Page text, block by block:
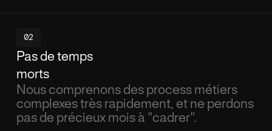
02
Pas de temps
morts
Nous comprenons des process métiers
complexes très rapidement, et ne perdons
pas de précieux mois à "cadrer".